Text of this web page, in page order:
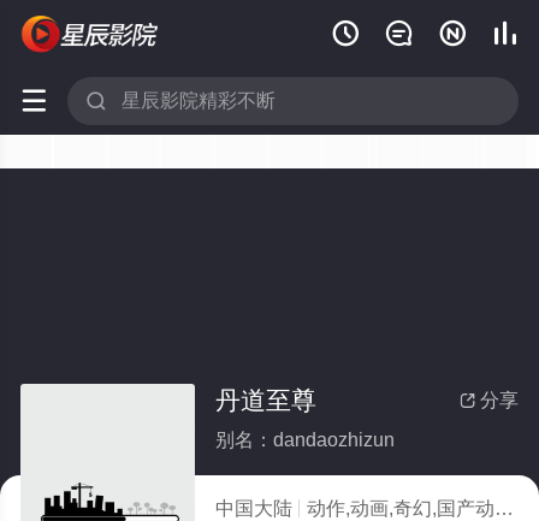
   
 
 分享
丹道至尊
别名：dandaozhizun
中国大陆 动作,动画,奇幻,国产动漫